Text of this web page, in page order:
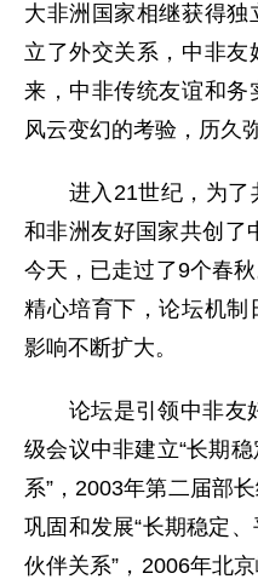
大非洲国家相继获得
立了外交关系，中非
来，中非传统友谊和
风云变幻的考验，历久
进入21世纪，为了
和非洲友好国家共创了
今天，已走过了9个春
精心培育下，论坛机制
影响不断扩大。
论坛是引领中非友
级会议中非建立“长期
系”，2003年第二届部
巩固和发展“长期稳定
伙伴关系”，2006年北